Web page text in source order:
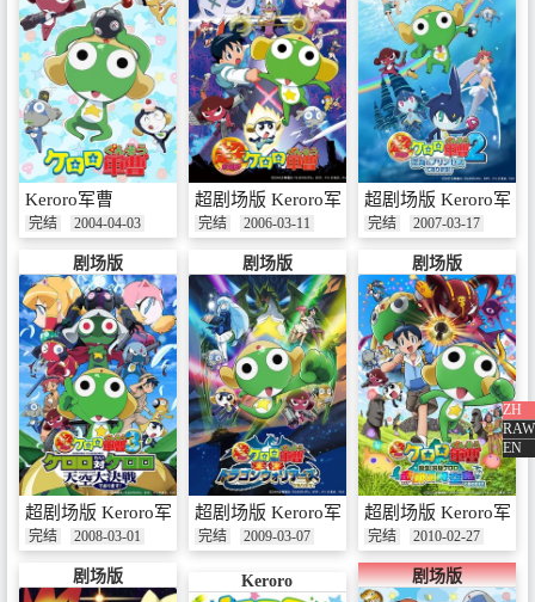
ZH
RAW
EN
Keroro军曹
完结 2004-04-03
超剧场版 Keroro军曹
完结 2006-03-11
超剧场版 Keroro军曹
完结 2007-03-17
剧场版
超剧场版 Keroro军曹3 Keroro 对 Keroro 天空大决战
完结 2008-03-01
剧场版
超剧场版 Keroro军曹 龙勇士的逆袭
完结 2009-03-07
剧场版
超剧场版 Keroro军
完结 2010-02-27
剧场版 Keroro 剧场版